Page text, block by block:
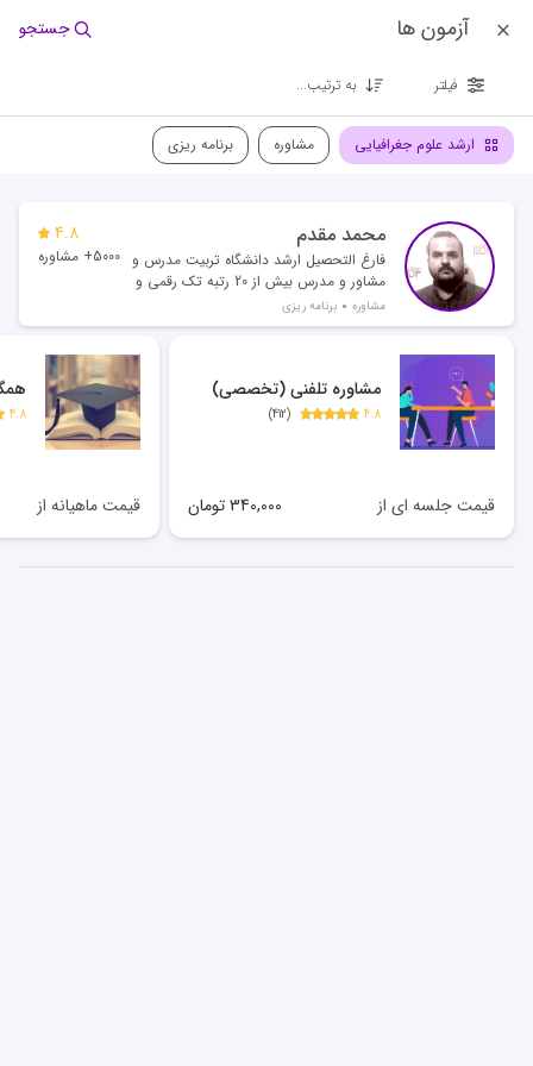
آزمون ها جستجو
فیلتر به ترتیب...
ارشد علوم جغرافیایی مشاوره برنامه ریزی
محمد مقدم
فارغ التحصیل ارشد دانشگاه تربیت مدرس و
مشاور و مدرس بیش از 20 رتبه تک رقمی و
بیش از 500 رتبه دو رقمی
مشاوره برنامه ریزی
4.8
5000+ مشاوره
مشاوره تلفنی (تخصصی)
4.8
(
412
)
قیمت جلسه ای از 340,000تومان
4.8
قیمت ماهیانه از